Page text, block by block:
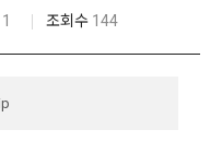
조회수 144